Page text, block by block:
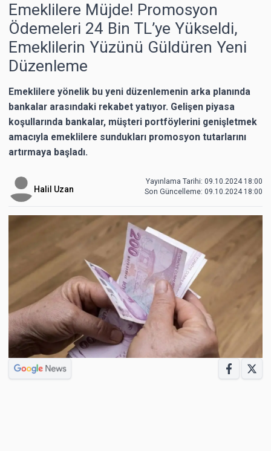
Emeklilere Müjde! Promosyon
Ödemeleri 24 Bin TL’ye Yükseldi,
Emeklilerin Yüzünü Güldüren Yeni
Düzenleme
Emeklilere yönelik bu yeni düzenlemenin arka planında
bankalar arasındaki rekabet yatıyor. Gelişen piyasa
koşullarında bankalar, müşteri portföylerini genişletmek
amacıyla emeklilere sundukları promosyon tutarlarını
artırmaya başladı.
Halil Uzan
Yayınlama Tarihi: 09.10.2024 18:00
Son Güncelleme: 09.10.2024 18:00